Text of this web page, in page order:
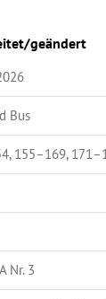
geändert
Bus
155–169,
Nr. 3